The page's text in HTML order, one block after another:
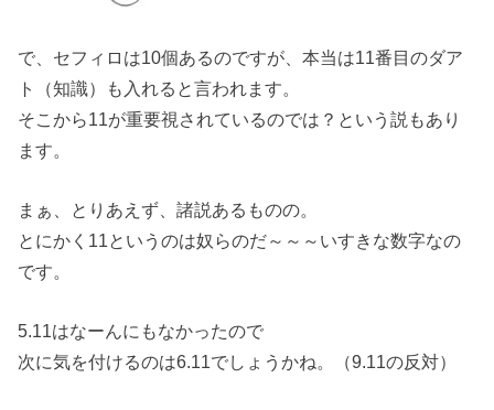
で、セフィロは10個あるのですが、本当は11番目のダア
ト（知識）も入れると言われます。
そこから11が重要視されているのでは？という説もあり
ます。
まぁ、とりあえず、諸説あるものの。
とにかく11というのは奴らのだ～～～いすきな数字なの
です。
5.11はなーんにもなかったので
次に気を付けるのは6.11でしょうかね。（9.11の反対）